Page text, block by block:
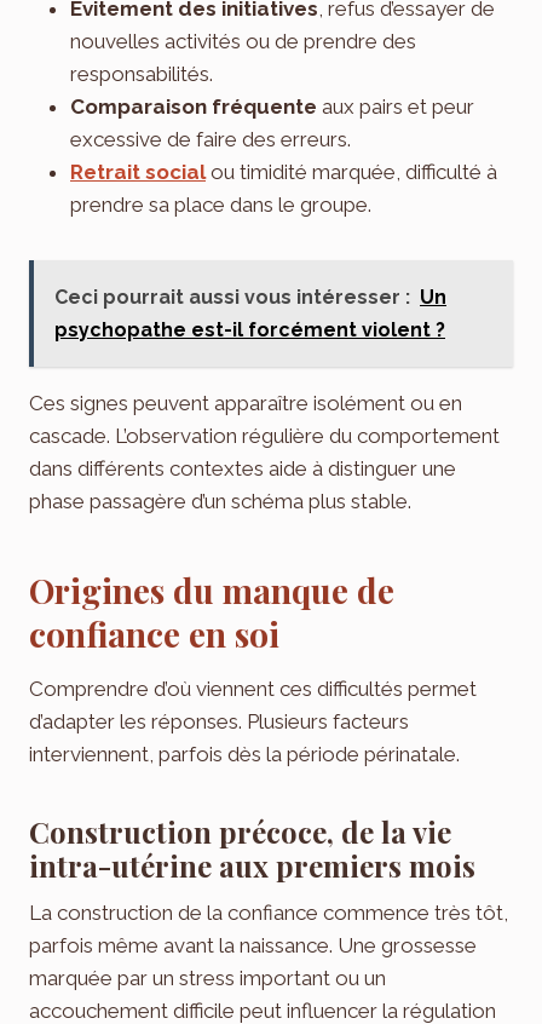
Évitement des initiatives , refus d’essayer de
nouvelles activités ou de prendre des
responsabilités.
Comparaison fréquente aux pairs et peur
excessive de faire des erreurs.
Retrait socialou timidité marquée, difficulté à
prendre sa place dans le groupe.
Ceci pourrait aussi vous intéresser : Un
psychopathe est-il forcément violent ?
Ces signes peuvent apparaître isolément ou en
cascade. L’observation régulière du comportement
dans différents contextes aide à distinguer une
phase passagère d’un schéma plus stable.
Origines du manque de
confiance en soi
Comprendre d’où viennent ces difficultés permet
d’adapter les réponses. Plusieurs facteurs
interviennent, parfois dès la période périnatale.
Construction précoce, de la vie
intra-utérine aux premiers mois
La construction de la confiance commence très tôt,
parfois même avant la naissance. Une grossesse
marquée par un stress important ou un
accouchement difficile peut influencer la régulation